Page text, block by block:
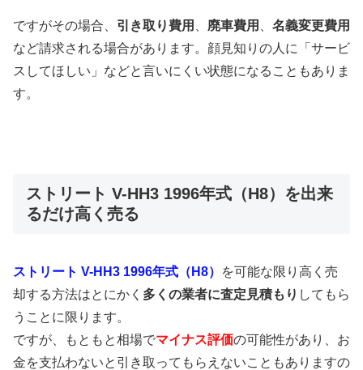
ですがその場合、 引き取り費用 廃車費用
名義変更費用
など請求される場合があります。顔見知りの人に「サービ
スしてほしい」などと言いにくい状態になることもありま
す。
ストリート V-HH3 1996年式（H8）を出来
るだけ高く売る
ストリート V-HH3 1996年式（H8）
を可能な限り高く売
却する方法はとにかく 多くの業者に査定見積もり してもら
うことに限ります。
ですが、もともと相場でマイナス評価の可能性があり、お
金を支払わないと引き取ってもらえないこともありますの